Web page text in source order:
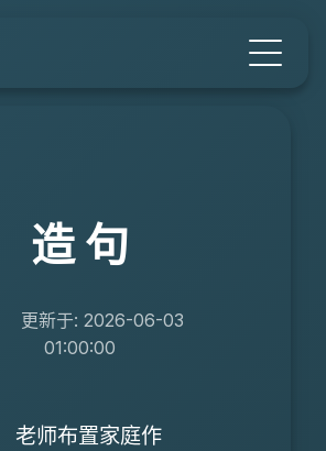
造 句
更新于: 2026-06-03
01:00:00
师布置家庭作